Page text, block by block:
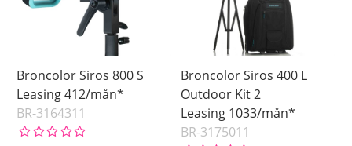
Broncolor Siros 800 S
Leasing 412/mån*
BR-3164311
Broncolor Siros 400 L
Outdoor Kit 2
Leasing 1033/mån*
BR-3175011